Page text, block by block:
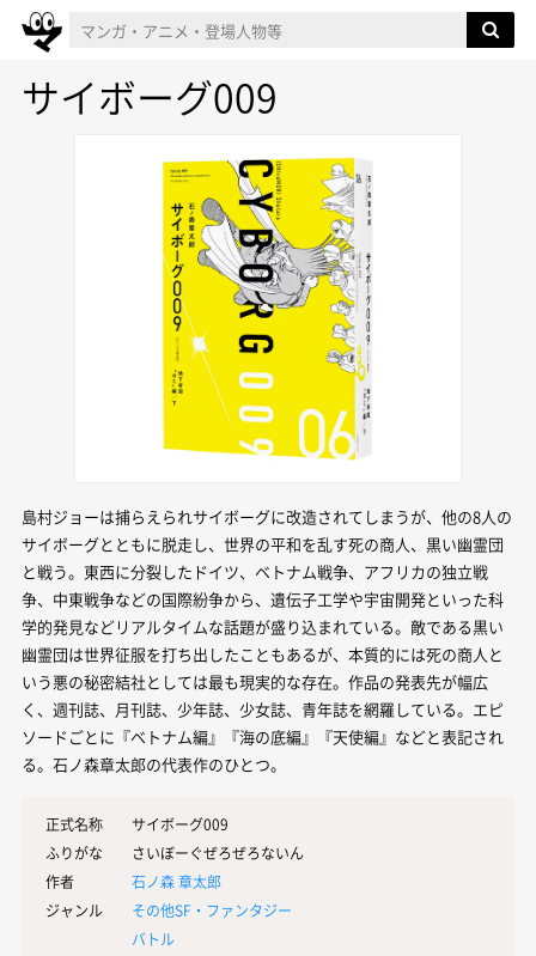
サイボーグ009
島村ジョーは捕らえられサイボーグに改造されてしまうが、他の8人の
サイボーグとともに脱走し、世界の平和を乱す死の商人、黒い幽霊団
と戦う。東西に分裂したドイツ、ベトナム戦争、アフリカの独立戦
争、中東戦争などの国際紛争から、遺伝子工学や宇宙開発といった科
学的発見などリアルタイムな話題が盛り込まれている。敵である黒い
幽霊団は世界征服を打ち出したこともあるが、本質的には死の商人と
いう悪の秘密結社としては最も現実的な存在。作品の発表先が幅広
く、週刊誌、月刊誌、少年誌、少女誌、青年誌を網羅している。エピ
ソードごとに『ベトナム編』『海の底編』『天使編』などと表記され
る。石ノ森章太郎の代表作のひとつ。
正式名称
サイボーグ009
ふりがな
さいぼーぐぜろぜろないん
作者
石ノ森 章太郎
ジャンル
その他SF・ファンタジー
バトル